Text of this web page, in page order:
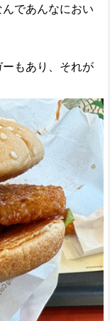
であんなにおい
もあり、それが